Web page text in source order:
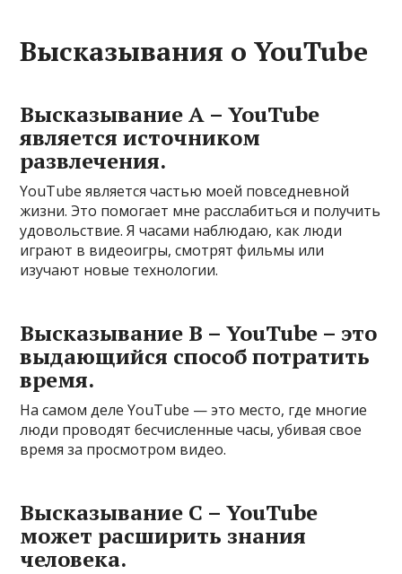
Высказывания о YouTube
Высказывание A – YouTube
является источником
развлечения.
YouTube является частью моей повседневной
жизни. Это помогает мне расслабиться и получить
удовольствие. Я часами наблюдаю, как люди
играют в видеоигры, смотрят фильмы или
изучают новые технологии.
Высказывание B – YouTube – это
выдающийся способ потратить
время.
На самом деле YouTube — это место, где многие
люди проводят бесчисленные часы, убивая свое
время за просмотром видео.
Высказывание C – YouTube
может расширить знания
человека.